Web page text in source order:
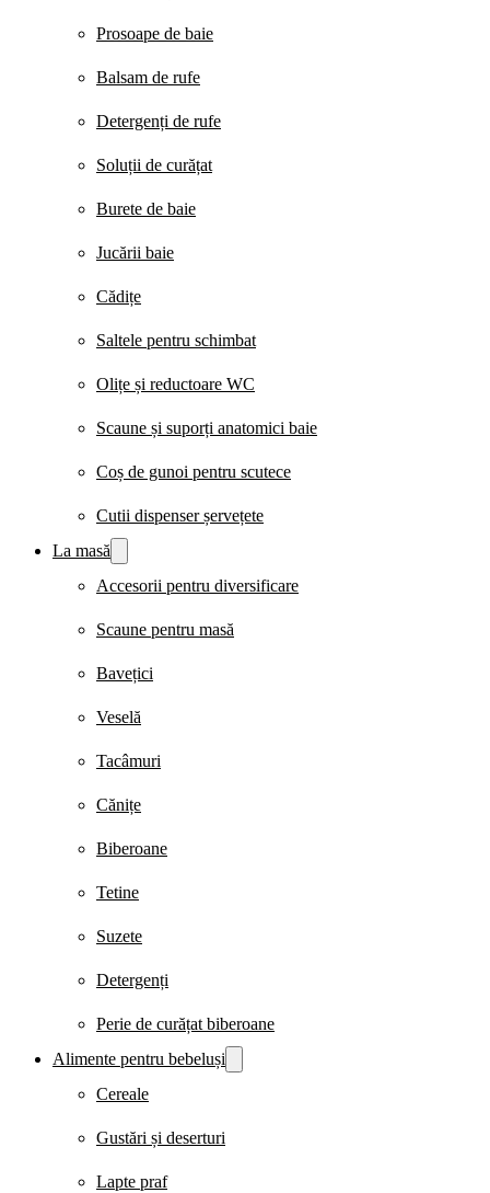
Prosoape de baie
Balsam de rufe
Detergenți de rufe
Soluții de curățat
Burete de baie
Jucării baie
Cădițe
Saltele pentru schimbat
Olițe și reductoare WC
Scaune și suporți anatomici baie
Coș de gunoi pentru scutece
Cutii dispenser șervețete
La masă
Accesorii pentru diversificare
Scaune pentru masă
Bavețici
Veselă
Tacâmuri
Cănițe
Biberoane
Tetine
Suzete
Detergenți
Perie de curățat biberoane
Alimente pentru bebeluși
Cereale
Gustări și deserturi
Lapte praf